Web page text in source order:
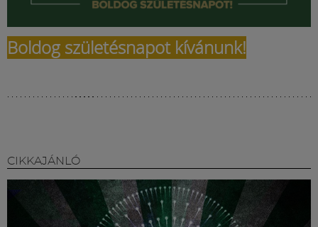
Boldog születésnapot kívánunk!
CIKKAJÁNLÓ